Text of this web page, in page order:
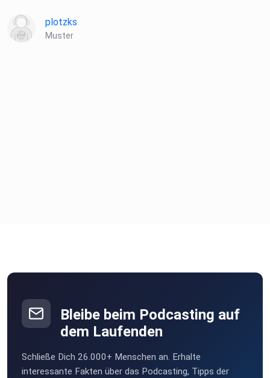
plotzks
Muster
Bleibe beim Podcasting auf
dem Laufenden
Schließe Dich 26.000+ Menschen an. Erhalte
interessante Fakten über das Podcasting, Tipps der